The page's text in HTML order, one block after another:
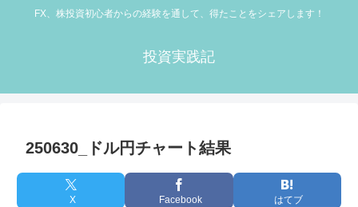
FX、株投資初心者からの経験を通して、得たことをシェアします！
投資実践記
250630_ドル円チャート結果
X Facebook はてブ